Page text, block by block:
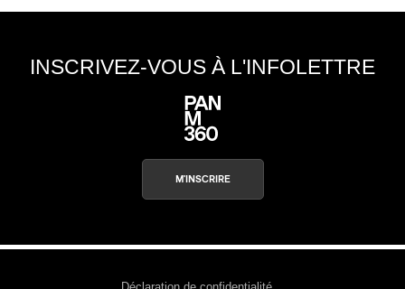
INSCRIVEZ-VOUS À L'INFOLETTRE
M'INSCRIRE